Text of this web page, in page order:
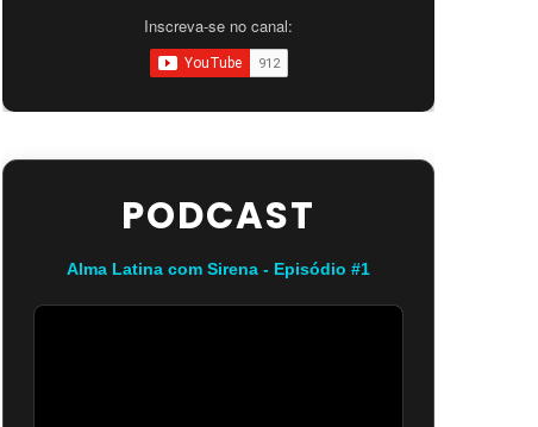
Inscreva-se no canal:
PODCAST
Alma Latina com Sirena - Episódio #1